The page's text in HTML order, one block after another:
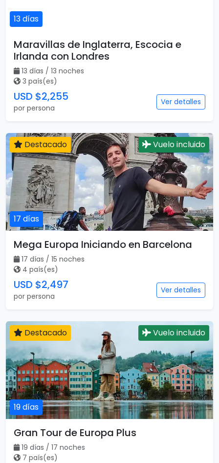
13 días
Maravillas de Inglaterra, Escocia e
Irlanda con Londres
13 días / 13 noches
3 país(es)
USD $2,255
por persona
Ver detalles
17 días
Destacado Vuelo incluido
Mega Europa Iniciando en Barcelona
17 días / 15 noches
4 país(es)
USD $2,497
por persona
Ver detalles
19 días
Destacado Vuelo incluido
Gran Tour de Europa Plus
19 días / 17 noches
7 país(es)